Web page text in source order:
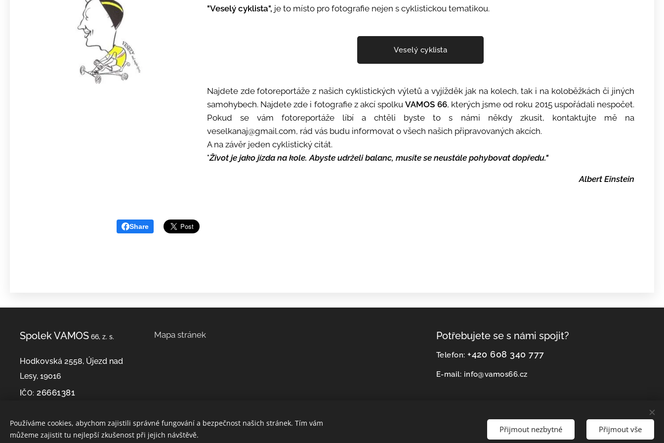
"Veselý cyklista", je to místo pro fotografie nejen s cyklistickou tematikou.
Veselý cyklista
Najdete zde fotoreportáže z našich cyklistických výletů a vyjížděk jak na kolech, tak i na koloběžkách či jiných
samohybech. Najdete zde i fotografie z akcí spolkuVAMOS 66, kterých jsme od roku 2015 uspořádali nespočet.
Pokud se vám fotoreportáže líbí a chtěli byste to s námi někdy zkusit, kontaktujte mě na
veselkanaj@gmail.com, rád vás budu informovat o všech našich připravovaných akcích.
A na závěr jeden cyklistický citát.
"Život je jako jízda na kole. Abyste udrželi balanc, musíte se neustále pohybovat dopředu."
Albert Einstein
Share
Spolek VAMOS 66, z. s.
Hodkovská 2558, Újezd nad
Lesy, 19016
IČO: 26661381
Mapa stránek Potřebujete se s námi spojit?
Telefon:+420 608 340 777
E-mail: info@vamos66.cz
Používáme cookies, abychom zajistili správné fungování a bezpečnost našich stránek. Tím vám
můžeme zajistit tu nejlepší zkušenost při jejich návštěvě.
Přijmout nezbytné Přijmout vše